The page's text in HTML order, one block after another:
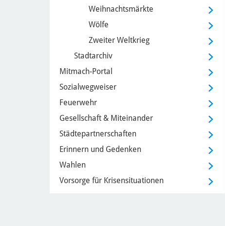
Weihnachtsmärkte
Wölfe
Zweiter Weltkrieg
Stadtarchiv
Mitmach-Portal
Sozialwegweiser
Feuerwehr
Gesellschaft & Miteinander
Städtepartnerschaften
Erinnern und Gedenken
Wahlen
Vorsorge für Krisensituationen